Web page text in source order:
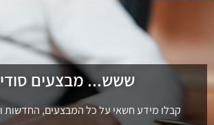
ששש... מבצעים
קבלו מידע חשאי על כל המבצעים, החדשות